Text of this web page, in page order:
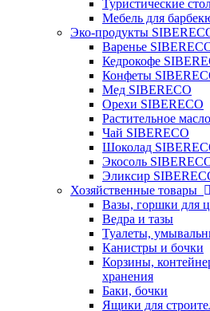
Туристические
Мебель для
Эко-продукты
Варенье
Кедрокофе
Конфеты
Мед SIBERECO
Орехи SIBERECO
Растительное
Чай SIBERECO
Шоколад
Экосоль
Эликсир
Хозяйственные товары
Вазы, горшки для
Ведра и тазы
Туалеты,
Канистры и бочки
Корзины,
хранения
Баки, бочки
Ящики для